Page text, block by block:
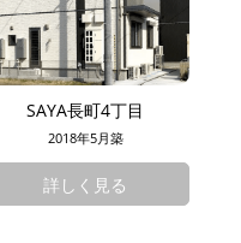
SAYA長町4丁目
2018年5月築
詳しく見る